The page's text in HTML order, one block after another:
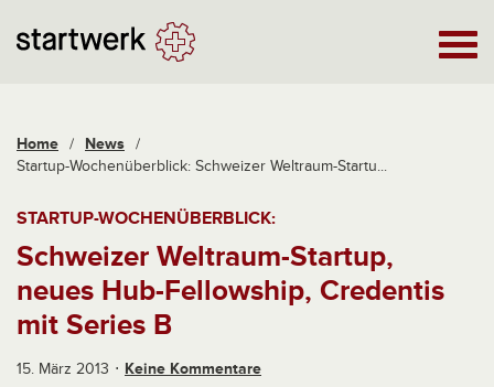
Home / News /
Startup-Wochenüberblick: Schweizer Weltraum-Startu...
STARTUP-WOCHENÜBERBLICK:
Schweizer Weltraum-Startup,
neues Hub-Fellowship, Credentis
mit Series B
15. März 2013 Keine Kommentare